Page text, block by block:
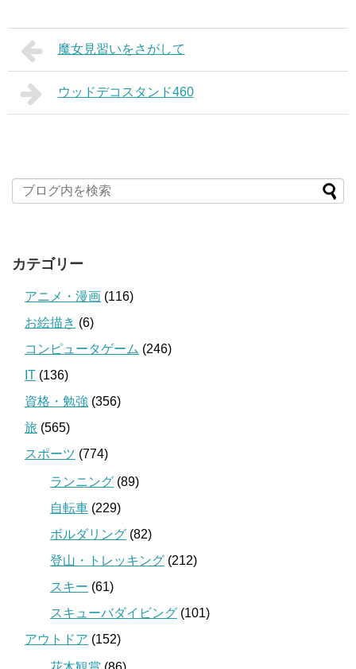
魔女見習いをさがして
ウッドデコスタンド460
カテゴリー
アニメ・漫画 (116)
お絵描き (6)
コンピュータゲーム (246)
IT (136)
資格・勉強 (356)
旅 (565)
スポーツ (774)
ランニング (89)
自転車 (229)
ボルダリング (82)
登山・トレッキング (212)
スキー (61)
スキューバダイビング (101)
アウトドア (152)